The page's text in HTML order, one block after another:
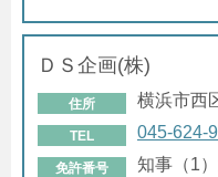
ＤＳ企画(株)
住所 横浜市西
TEL 045-624-
免許番号 知事（1